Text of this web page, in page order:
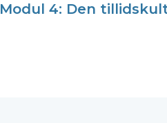
Modul 4: Den